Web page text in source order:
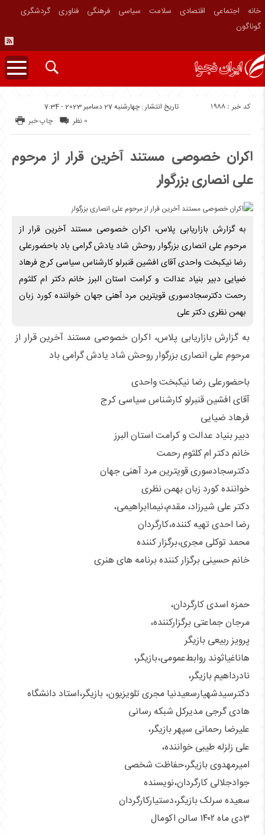
خانه اجتماعی اقتصادی سلامت سیاسی فرهنگی فناوری
گردشگری
گوناگون
تاریخ انتشار : چهارشنبه 27 دسامبر 2023 - 7:34 کد خبر : 1988
چاپ خبر 0 نظر
اکران خصوصی مستند آخرین قرار از مرحوم
علی انصاری بزرگوار
به گزارش بازاریابی پلاس، اکران خصوصی مستند آخرین قرار از
مرحوم علی انصاری بزرگوار روحش شاد یادش گرامی باد باحضورعلی
رضا نیکبخت واحدی آقای افشین قنبرلو کارشناس سیاسی کرج فرهاد
ضیایی دبیر بنیاد عدالت و کرامت استان البرز خانم دکتر ام کلثوم
رحمت دکترسجادسوری قویترین مرد آهنی جهان خواننده کورد زبان
بهمن نظری دکتر علی
به گزارش بازاریابی پلاس، اکران خصوصی مستند آخرین قرار از
مرحوم علی انصاری بزرگوار روحش شاد یادش گرامی باد
باحضورعلی رضا نیکبخت واحدی
آقای افشین قنبرلو کارشناس سیاسی کرج
فرهاد ضیایی
دبیر بنیاد عدالت و کرامت استان البرز
خانم دکتر ام کلثوم رحمت
دکترسجادسوری قویترین مرد آهنی جهان
خواننده کورد زبان بهمن نظری
دکتر علی شیرزاد، مقدم،نیماابراهیمی،
رضا احدی تهیه کننده،کارگردان
محمد توکلی مجری،برگزار کننده
خانم حسینی برگزار کننده برنامه های هنری
حمزه اسدی کارگردان،
مرجان جماعتی برگزارکننده،
پرويز ربیعی بازیگر
هاناغیاثوند روابط‌عمومی،بازیگر،
نادرداهیم بازیگر،
دکترسیدشهیارسعیدنیا مجری تلویزیون، بازیگر،استاد دانشگاه
هادی گرجی مدیرکل شبکه رسانی
علیرضا رحمانی سپهر بازیگر،
علی زلزله طیبی خواننده،
امیرمهدوی بازیگر،حفاظت شخصی
جوادجلالی کارگردان،نویسنده
سعیده سرلک بازیگر،دستیارکارگردان
3دی ماه ۱۴۰۲ سالن اکومال